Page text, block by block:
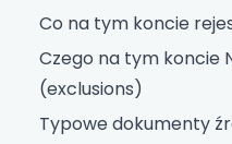
Co na tym koncie
Czego na tym koncie
(exclusions)
Typowe dokumenty